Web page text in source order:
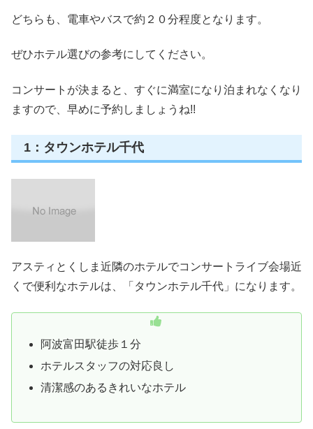
どちらも、電車やバスで約２０分程度となります。
ぜひホテル選びの参考にしてください。
コンサートが決まると、すぐに満室になり泊まれなくなり
ますので、早めに予約しましょうね!!
1：タウンホテル千代
アスティとくしま近隣のホテルでコンサートライブ会場近
くで便利なホテルは、「タウンホテル千代」になります。
阿波富田駅徒歩１分
ホテルスタッフの対応良し
清潔感のあるきれいなホテル